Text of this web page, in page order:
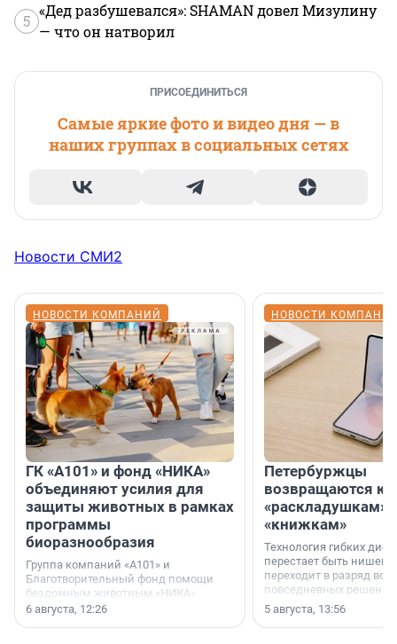
5
«Дед разбушевался»: SHAMAN довел Мизулину
— что он натворил
ПРИСОЕДИНИТЬСЯ
Самые яркие фото и видео дня — в
наших группах в социальных сетях
Новости СМИ2
НОВОСТИ КОМПАНИЙ
ГК «А101» и фонд «НИКА»
объединяют усилия для
защиты животных в рамках
программы
биоразнообразия
Группа компаний «А101» и
Благотворительный фонд помощи
бездомным животным «НИКА»
заключили соглашение о
6 августа, 12:26
НОВОСТИ
Петербуржцы
возвращаются к
«раскладушкам»
«книжкам»
Технология гибких
перестает быть
переходит в разряд
повседневных
5 августа, 13:56